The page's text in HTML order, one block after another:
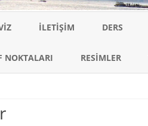
İLETIŞIM DERS
NOKTALARI RESIMLER